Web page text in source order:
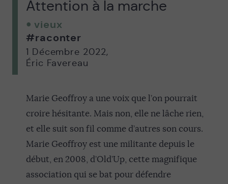
Attention à la marche
vieux
#raconter
1 Décembre 2022,
Éric Favereau
Marie Geoffroy a une voix que l’on pourrait
croire hésitante. Mais non, elle ne lâche rien,
et elle suit son fil comme d’autres son cours.
Marie Geoffroy est une militante depuis le
début, en 2008, d’Old’Up, cette magnifique
association qui se bat pour défendre